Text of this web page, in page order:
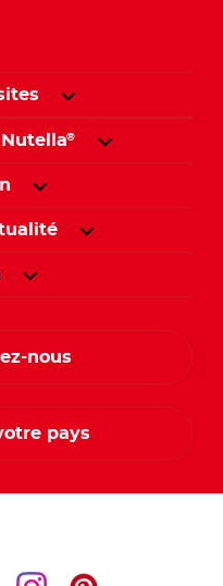
Nutella®
nous
pays